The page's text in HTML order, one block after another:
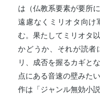
は（仏教系要素が要所
遠慮なくミリオタ向け
む。果たしてミリオタ
かどうか、それが読者
リ、成否を握るカギと
点にある音速の壁みた
作は「ジャンル無効小